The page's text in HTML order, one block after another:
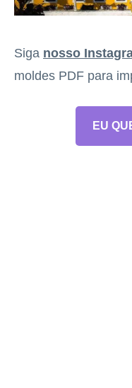
Siga nosso
moldes PDF para
EU